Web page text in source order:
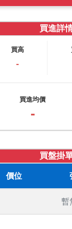
買進詳
買高
-
買進均價
-
買盤掛
價位
暫